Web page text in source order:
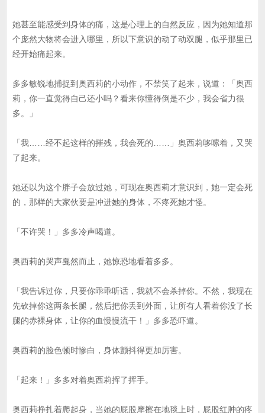
她甚至能感受到身体的痛，这是心理上的自然反应，因为她知道那
个庞然大物将会进入哪里，所以下意识的动了动双腿，似乎那里已
经开始痛起来。
多多敏锐地捕捉到奥西莉的小动作，不禁笑了起来，说道：「奥西
莉，你一直觉得自己还小吗？看来你懂得倒是不少，我会省力很
多。」
「我……经不起这样的摧残，我会死的……」奥西莉哆嗦着，又哭
了起来。
她还以为这个胖子会放过她，可现在奥西莉才意识到，她一定会死
的，那样的大家伙要是冲进她的身体，不疼死她才怪。
「不许哭！」多多冷声喝道。
奥西莉的哭声戛然而止，她惊恐地看着多多。
「我告诉过你，只要你乖乖听话，我就不会杀掉你。不然，我现在
先砍掉你这两条长腿，然后把你丢到外面，让所有人看着你没了长
腿的赤裸身体，让你的血慢慢流干！」多多恐吓道。
奥西莉的脸色顿时惨白，身体颤抖得更加厉害。
「起来！」多多对着奥西莉挥了挥手。
奥西莉挣扎着爬起身，当她的屁股摩擦在地毯上时，屁股红肿的疼